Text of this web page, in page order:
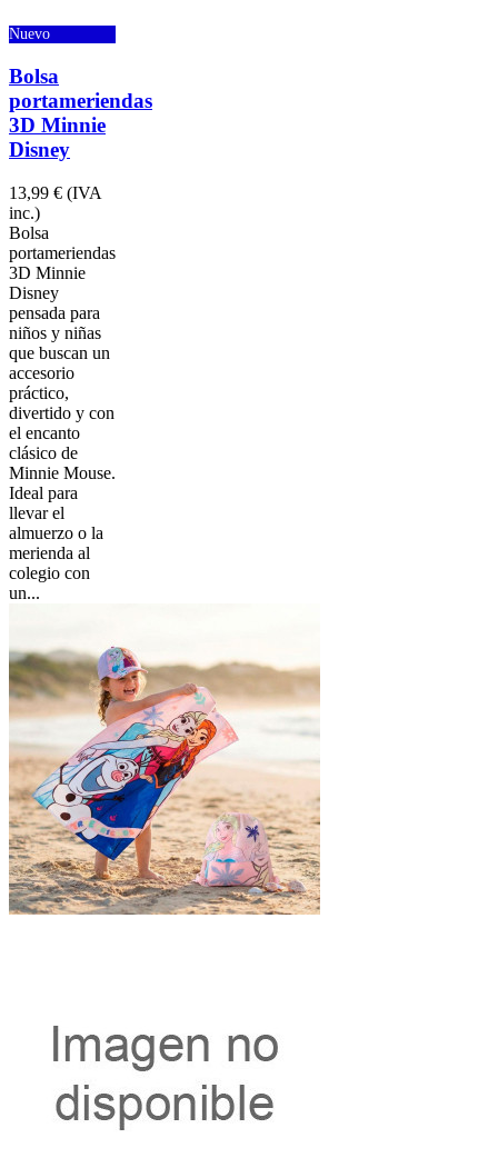
Nuevo
Bolsa
portameriendas
3D Minnie
Disney
13,99 € (IVA
inc.)
Bolsa
portameriendas
3D Minnie
Disney
pensada para
niños y niñas
que buscan un
accesorio
práctico,
divertido y con
el encanto
clásico de
Minnie Mouse.
Ideal para
llevar el
almuerzo o la
merienda al
colegio con
un...